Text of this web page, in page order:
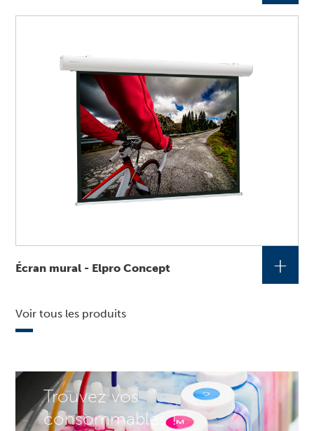
Trouvez vos
consommables !
Écran mural - Elpro Concept +
Voir tous les produits